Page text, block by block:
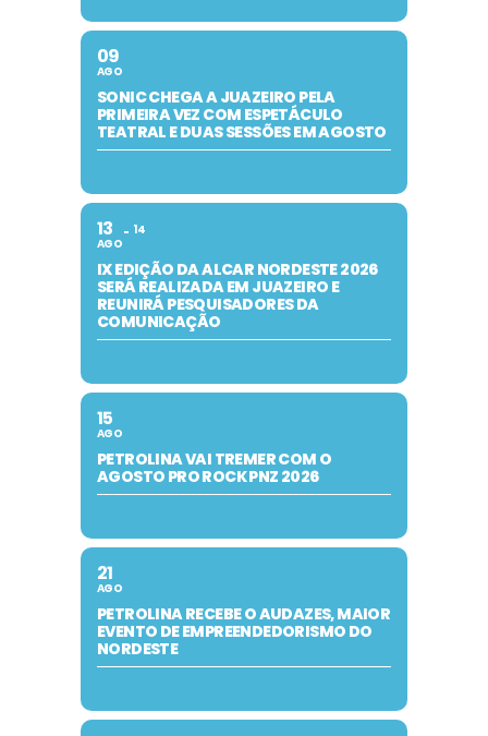
09
AGO
SONIC CHEGA A JUAZEIRO PELA
PRIMEIRA VEZ COM ESPETÁCULO
TEATRAL E DUAS SESSÕES EM AGOSTO
13
AGO
14
IX EDIÇÃO DA ALCAR NORDESTE 2026
SERÁ REALIZADA EM JUAZEIRO E
REUNIRÁ PESQUISADORES DA
COMUNICAÇÃO
15
AGO
PETROLINA VAI TREMER COM O
AGOSTO PRO ROCK PNZ 2026
21
AGO
PETROLINA RECEBE O AUDAZES, MAIOR
EVENTO DE EMPREENDEDORISMO DO
NORDESTE